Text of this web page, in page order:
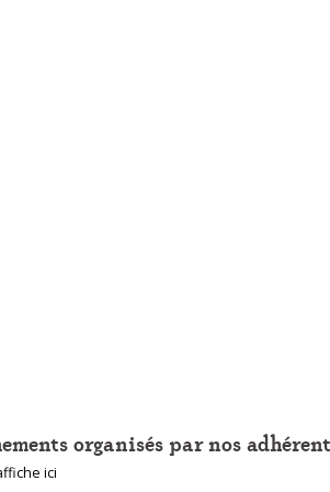
organisés par nos
ici